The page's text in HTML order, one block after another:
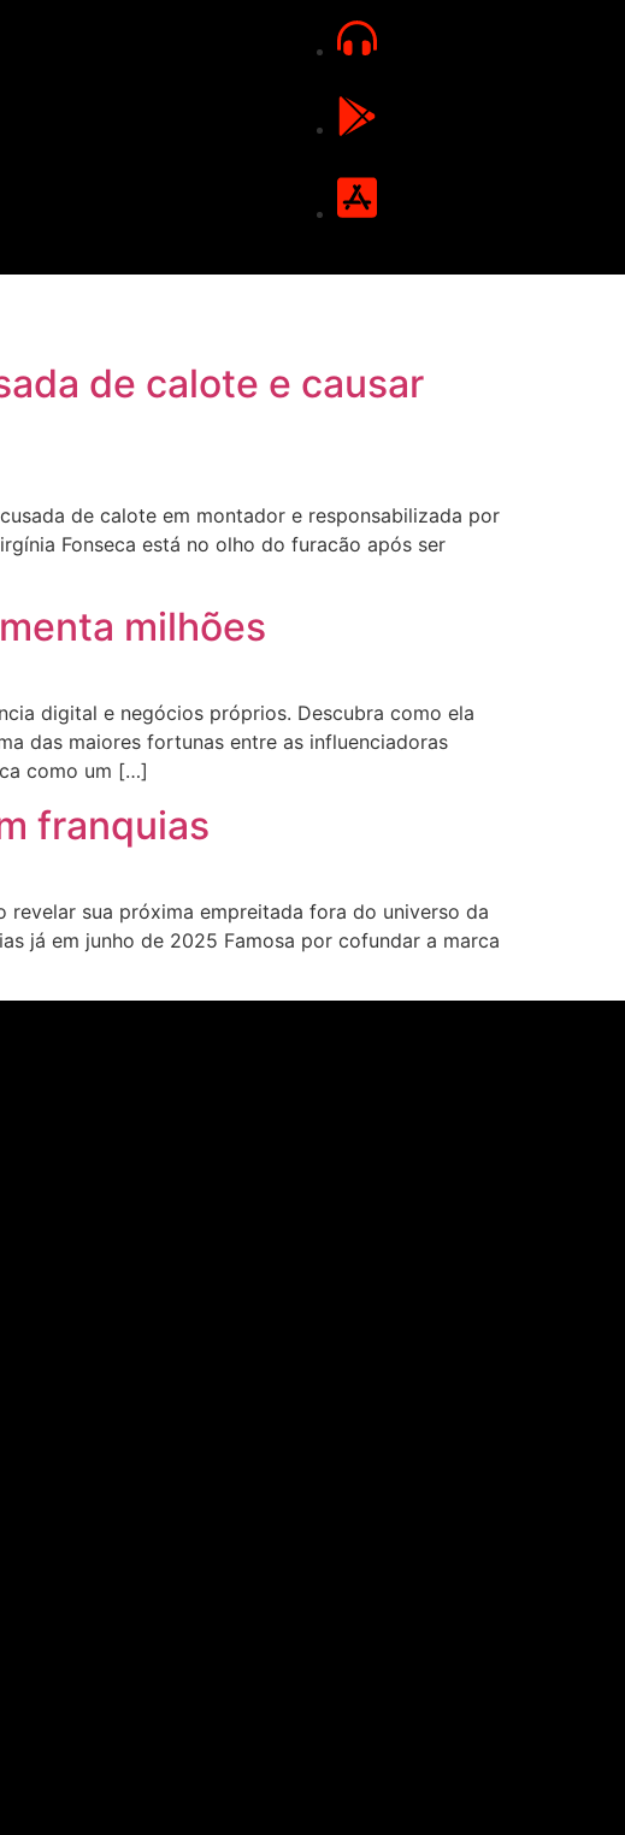
de calote e causar
de calote em montador e responsabilizada por
Fonseca está no olho do furacão após ser
milhões
digital e negócios próprios. Descubra como ela
das maiores fortunas entre as influenciadoras
como um […]
franquias
sua próxima empreitada fora do universo da
já em junho de 2025 Famosa por cofundar a marca